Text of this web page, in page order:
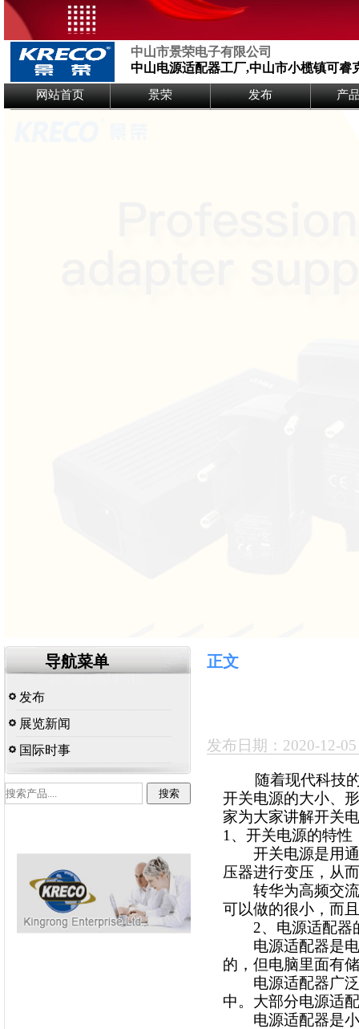
Logo Picture
中山市景荣电子有限公司
中山电源适配器工厂,中山市小榄镇可睿
网站首页 景荣 发布 产
导航菜单
发布
展览新闻
国际时事
正文
发布日期：2020-12-
随着现代科技的
开关电源的大小、
家为大家讲解开关
1、开关电源的特性
开关电源是用通
压器进行变压，从
转华为高频交流
可以做的很小，而
2、电源适配器
电源适配器是电
的，但电脑里面有
电源适配器广泛
中。大部分电源适
电源适配器是小